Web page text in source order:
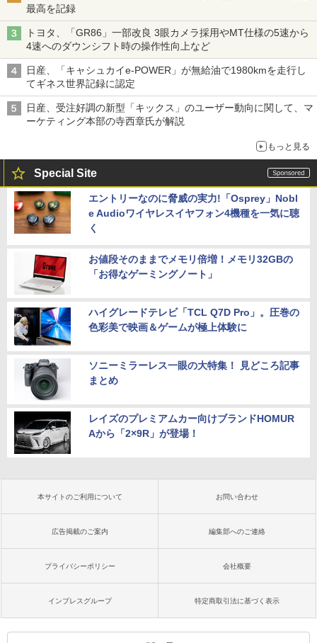
最高を記録
トヨタ、「GR86」一部改良 3眼カメラ採用やMT仕様の5速から
4速へのダウンシフト時の操作性向上など
日産、「キャシュカイe-POWER」が無給油で1980kmを走行し
てギネス世界記録に認定
日産、受注好調の新型「キックス」のユーザー動向に関して、マ
ーケティング本部の寺西章氏が解説
もっと見る
Special Site
エントリーなのに脅威の実力!「Osprey」Nobl
e Audioワイヤレスイヤフォン4機種を一気に聴
く
お値段そのままでメモリ倍増！メモリ32GBの
「お得なゲーミングノート」
ハイグレードテレビ「TCL Q7D Pro」。圧巻の
色彩美で映画＆ゲームが極上体験に
ソニーミラーレス一眼の大特集！ 見どころ記事
まとめ
レイズのプレミアムカー向けブランドHOMUR
Aから「2×9R」が登場！
本サイトのご利用について お問い合わせ
広告掲載のご案内 編集部へのご連絡
プライバシーポリシー 会社概要
インプレスグループ 特定商取引法に基づく表示